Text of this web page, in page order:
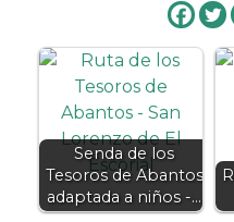
Senda de los
Tesoros de Abantos
adaptada a niños -…